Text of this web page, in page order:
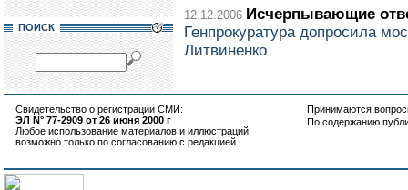
ПОИСК
12.12.2006 Исчерпывающие
Генпрокуратура допросила
Литвиненко
Свидетельство о регистрации СМИ:
ЭЛ N° 77-2909 от 26 июня 2000 г
Любое использование материалов и иллюстраций
возможно только по согласованию с редакцией
Принимаются
По содержанию